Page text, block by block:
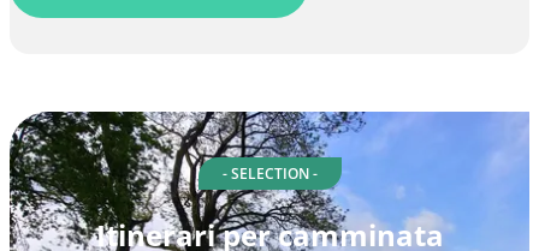
- SELECTION -
Itinerari per camminata